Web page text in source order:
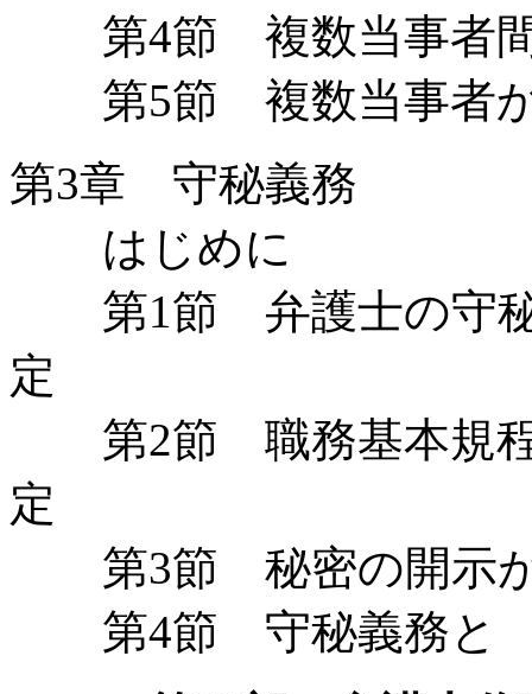
第4節 複数当事者間
第5節 複数当事者か
第3章 守秘義務
はじめに
第1節 弁護士の守秘
定
第2節 職務基本規程
定
第3節 秘密の開示が
第4節 守秘義務と